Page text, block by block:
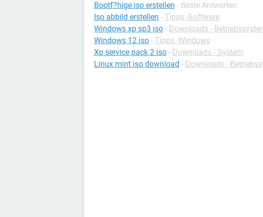
Bootf?hige iso erstellen - Beste Antworten
Iso abbild erstellen - Tipps -Software
Windows xp sp3 iso - Downloads -
Windows 12 iso - Tipps -Windows
Xp service pack 2 iso - Downloads - System
Linux mint iso download - Downloads -